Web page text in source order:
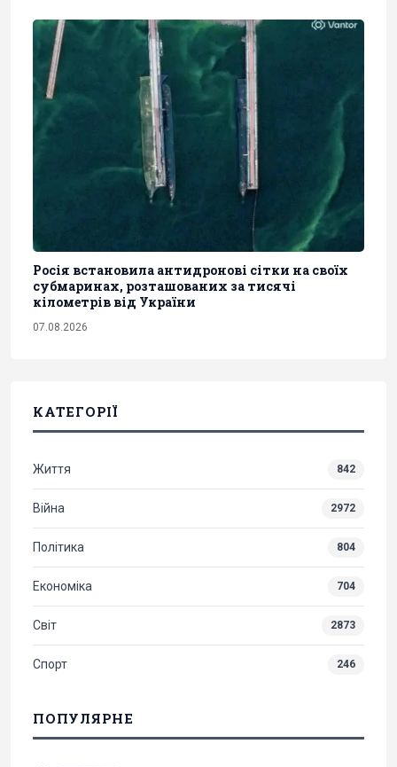
Росія встановила антидронові сітки на своїх
субмаринах, розташованих за тисячі
кілометрів від України
07.08.2026
КАТЕГОРІЇ
Життя 842
Війна 2972
Політика 804
Економіка 704
Світ 2873
Спорт 246
ПОПУЛЯРНЕ